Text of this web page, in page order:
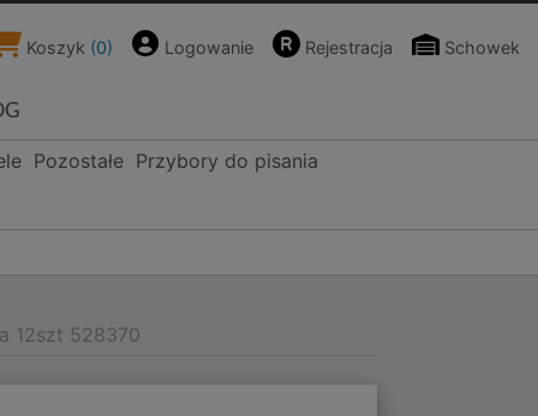
Koszyk (0) Logowanie Rejestracja Schowek
Pozostałe Przybory do pisania
12szt 528370